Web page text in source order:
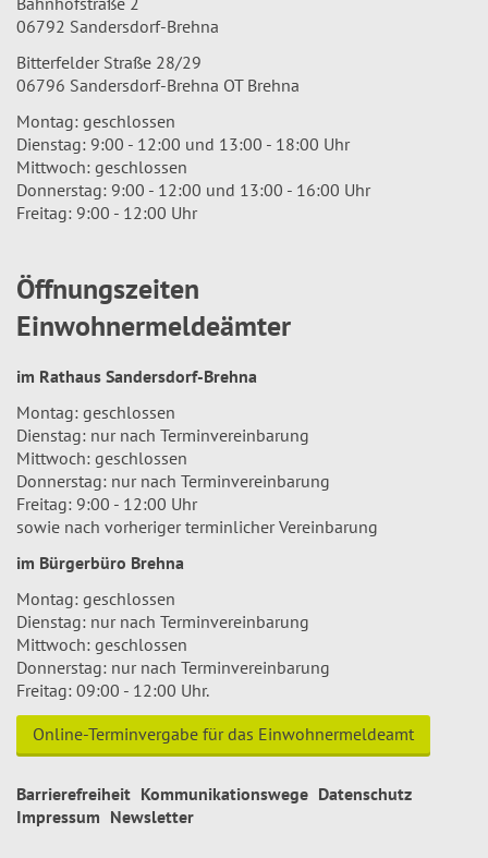
06792 Sandersdorf-Brehna
Bitterfelder Straße 28/29
06796 Sandersdorf-Brehna OT Brehna
Montag: geschlossen
Dienstag: 9:00 - 12:00 und 13:00 - 18:00 Uhr
Mittwoch: geschlossen
Donnerstag: 9:00 - 12:00 und 13:00 - 16:00 Uhr
Freitag: 9:00 - 12:00 Uhr
Öffnungszeiten
Einwohnermeldeämter
im Rathaus Sandersdorf-Brehna
Montag: geschlossen
Dienstag: nur nach Terminvereinbarung
Mittwoch: geschlossen
Donnerstag: nur nach Terminvereinbarung
Freitag: 9:00 - 12:00 Uhr
sowie nach vorheriger terminlicher Vereinbarung
im Bürgerbüro Brehna
Montag: geschlossen
Dienstag: nur nach Terminvereinbarung
Mittwoch: geschlossen
Donnerstag: nur nach Terminvereinbarung
Freitag: 09:00 - 12:00 Uhr.
Online-Terminvergabe für das Einwohnermeldeamt
Barrierefreiheit Kommunikationswege Datenschutz
Impressum Newsletter